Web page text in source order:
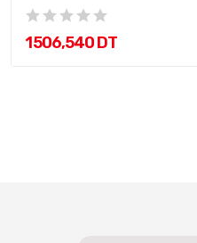
1 506,540 DT